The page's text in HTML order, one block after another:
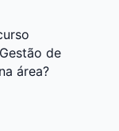
de
área?